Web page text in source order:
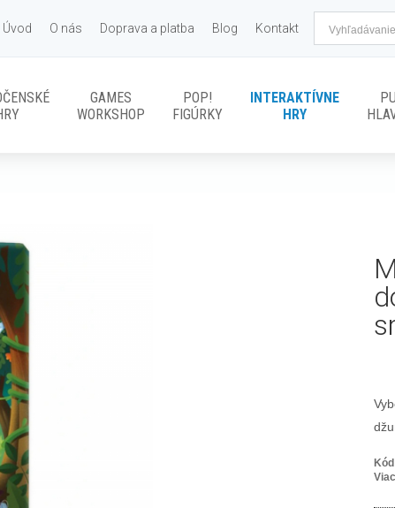
Úvod O nás Doprava a platba Blog Kontakt
GAMES
WORKSHOP
POP!
FIGÚRKY
INTERAKTÍVNE
HRY